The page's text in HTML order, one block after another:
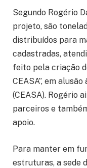
Segundo Rogério
projeto, são
distribuídos para
cadastradas,
feito pela criação
CEASA”, em
(CEASA). Rogério
parceiros e
apoio.
Para manter em
estruturas, a sede